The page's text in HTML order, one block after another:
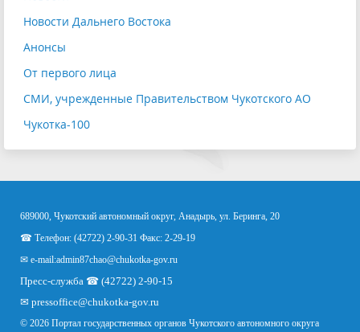
Новости Дальнего Востока
Анонсы
От первого лица
СМИ, учрежденные Правительством Чукотского АО
Чукотка-100
689000, Чукотский автономный округ, Анадырь, ул. Беринга, 20
☎ Телефон: (42722) 2-90-31 Факс: 2-29-19
✉ e-mail:admin87chao@chukotka-gov.ru
Пресс-служба ☎ (42722) 2-90-15
✉ pressoffice@chukotka-gov.ru
© 2026 Портал государственных органов Чукотского автономного округа